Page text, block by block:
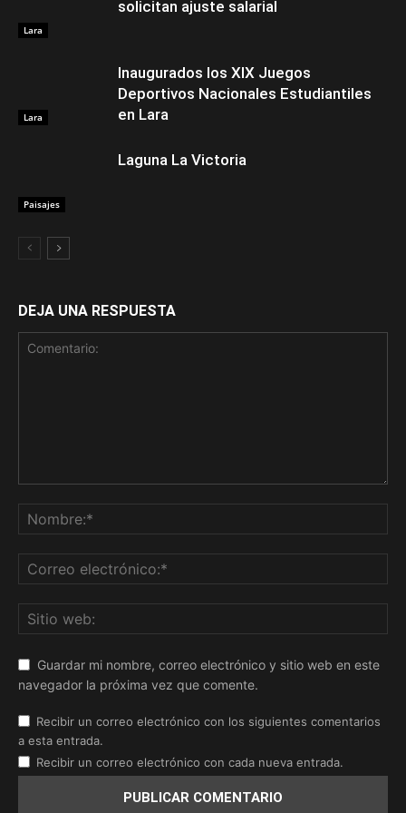
Lara
solicitan ajuste salarial
Lara
Inaugurados los XIX Juegos
Deportivos Nacionales Estudiantiles
en Lara
Paisajes
Laguna La Victoria
DEJA UNA RESPUESTA
Guardar mi nombre, correo electrónico y sitio web en este
navegador la próxima vez que comente.
Recibir un correo electrónico con los siguientes comentarios
a esta entrada.
Recibir un correo electrónico con cada nueva entrada.